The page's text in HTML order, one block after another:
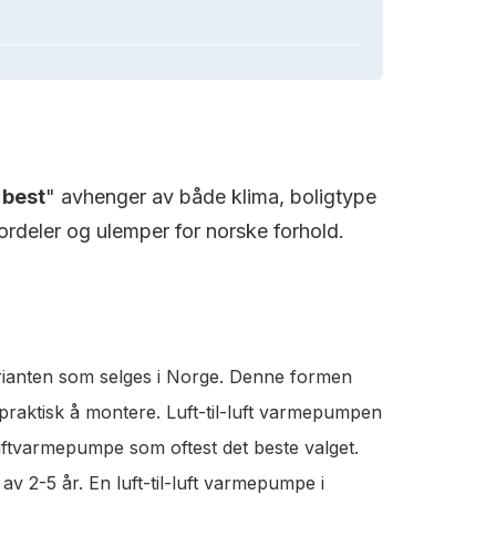
best" avhenger av både klima, boligtype
og ulemper for norske forhold.
som selges i Norge. Denne formen
å montere. Luft-til-luft varmepumpen
som oftest det beste valget.
2-5 år. En luft-til-luft varmepumpe i